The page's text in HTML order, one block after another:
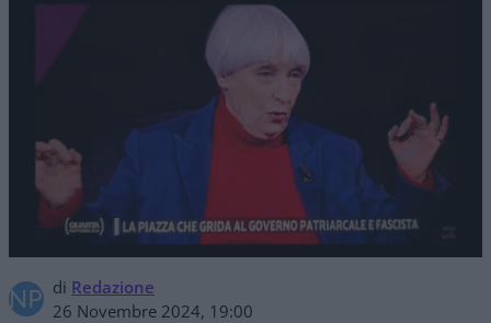
di Redazione
26 Novembre 2024, 19:00